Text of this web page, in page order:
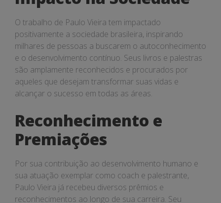
O trabalho de Paulo Vieira tem impactado
positivamente a sociedade brasileira, inspirando
milhares de pessoas a buscarem o autoconhecimento
e o desenvolvimento contínuo. Seus livros e palestras
são amplamente reconhecidos e procurados por
aqueles que desejam transformar suas vidas e
alcançar o sucesso em todas as áreas.
Reconhecimento e
Premiações
Por sua contribuição ao desenvolvimento humano e
sua atuação exemplar como coach e palestrante,
Paulo Vieira já recebeu diversos prêmios e
reconhecimentos ao longo de sua carreira. Seu